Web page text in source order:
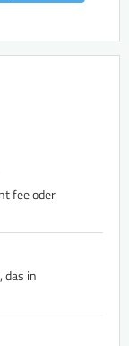
fee oder
das in